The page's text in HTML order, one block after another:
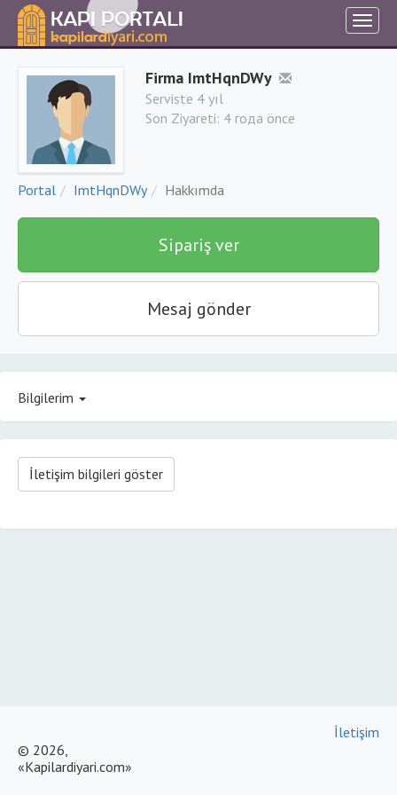
Firma ImtHqnDWy
Serviste 4 yıl
Son Ziyareti: 4 года önce
Portal ImtHqnDWy Hakkımda
Sipariş ver
Mesaj gönder
Bilgilerim
İletişim bilgileri göster
© 2026,
«Kapilardiyari.com»
İletişim